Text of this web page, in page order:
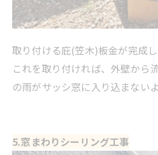
取り付ける庇(笠木)板金が完成し
これを取り付ければ、外壁から
の雨がサッシ窓に入り込まない
5.窓まわりシーリング工事